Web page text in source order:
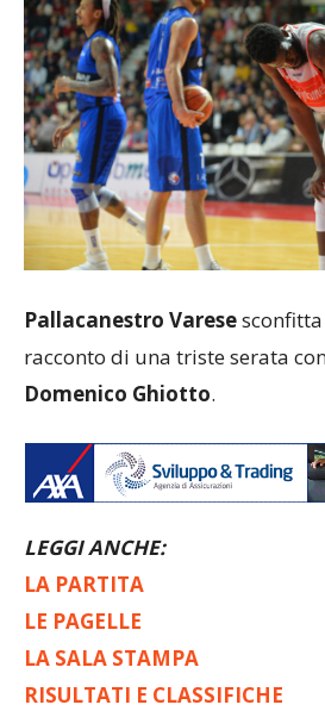
Pallacanestro Varese
racconto di una triste serata
Domenico Ghiotto.
LEGGI ANCHE:
LA PARTITA
LE PAGELLE
LA SALA STAMPA
RISULTATI E CLASSIFICHE